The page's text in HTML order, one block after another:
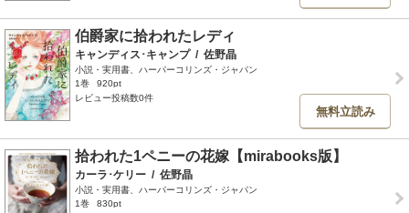
伯爵家に拾われたレディ
キャンディス･キャンプ / 佐野晶
小説・実用書、ハーパーコリンズ・ジャパン
1巻
920pt
レビュー投稿数0件
無料立読み
拾われた1ペニーの花嫁【mirabooks版】
カーラ･ケリー / 佐野晶
小説・実用書、ハーパーコリンズ・ジャパン
1巻
830pt